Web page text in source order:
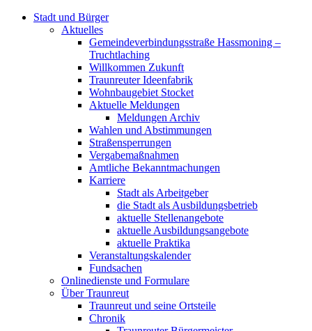
Stadt und Bürger
Aktuelles
Gemeindeverbindungsstraße Hassmoning –
Truchtlaching
Willkommen Zukunft
Traunreuter Ideenfabrik
Wohnbaugebiet Stocket
Aktuelle Meldungen
Meldungen Archiv
Wahlen und Abstimmungen
Straßensperrungen
Vergabemaßnahmen
Amtliche Bekanntmachungen
Karriere
Stadt als Arbeitgeber
die Stadt als Ausbildungsbetrieb
aktuelle Stellenangebote
aktuelle Ausbildungsangebote
aktuelle Praktika
Veranstaltungskalender
Fundsachen
Onlinedienste und Formulare
Über Traunreut
Traunreut und seine Ortsteile
Chronik